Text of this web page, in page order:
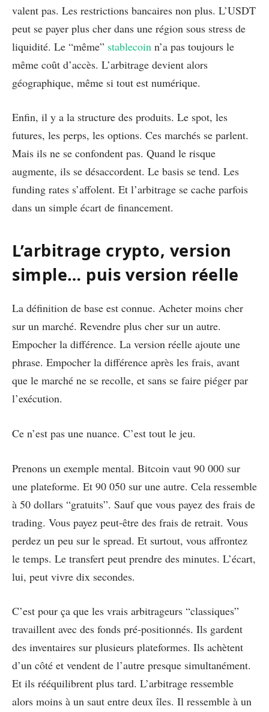
valent pas. Les restrictions bancaires non plus. L’USDT
peut se payer plus cher dans une région sous stress de
liquidité. Le “même” stablecoin n’a pas toujours le
même coût d’accès. L’arbitrage devient alors
géographique, même si tout est numérique.
Enfin, il y a la structure des produits. Le spot, les
futures, les perps, les options. Ces marchés se parlent.
Mais ils ne se confondent pas. Quand le risque
augmente, ils se désaccordent. Le basis se tend. Les
funding rates s’affolent. Et l’arbitrage se cache parfois
dans un simple écart de financement.
L’arbitrage crypto, version
simple… puis version réelle
La définition de base est connue. Acheter moins cher
sur un marché. Revendre plus cher sur un autre.
Empocher la différence. La version réelle ajoute une
phrase. Empocher la différence après les frais, avant
que le marché ne se recolle, et sans se faire piéger par
l’exécution.
Ce n’est pas une nuance. C’est tout le jeu.
Prenons un exemple mental. Bitcoin vaut 90 000 sur
une plateforme. Et 90 050 sur une autre. Cela ressemble
à 50 dollars “gratuits”. Sauf que vous payez des frais de
trading. Vous payez peut-être des frais de retrait. Vous
perdez un peu sur le spread. Et surtout, vous affrontez
le temps. Le transfert peut prendre des minutes. L’écart,
lui, peut vivre dix secondes.
C’est pour ça que les vrais arbitrageurs “classiques”
travaillent avec des fonds pré-positionnés. Ils gardent
des inventaires sur plusieurs plateformes. Ils achètent
d’un côté et vendent de l’autre presque simultanément.
Et ils rééquilibrent plus tard. L’arbitrage ressemble
alors moins à un saut entre deux îles. Il ressemble à un